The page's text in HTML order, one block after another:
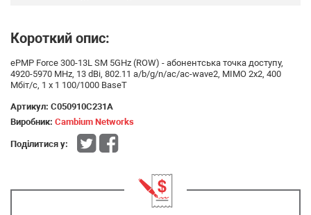
Короткий опис:
ePMP Force 300-13L SM 5GHz (ROW) - абонентська точка доступу,
4920-5970 MHz, 13 dBi, 802.11 a/b/g/n/ac/ac-wave2, MIMO 2x2, 400
Мбіт/с, 1 х 1 100/1000 BaseT
Артикул: C050910C231A
Виробник: Cambium Networks
Поділитися у: